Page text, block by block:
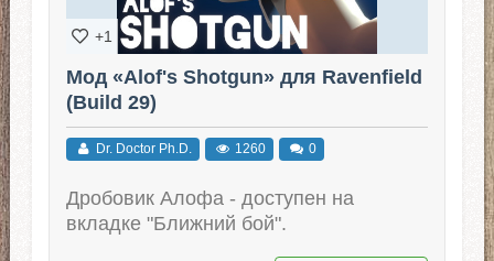
+1
Мод «Alof's Shotgun» для Ravenfield
(Build 29)
Dr. Doctor Ph.D. 1260 0
Дробовик Алофа - доступен на
вкладке "Ближний бой".